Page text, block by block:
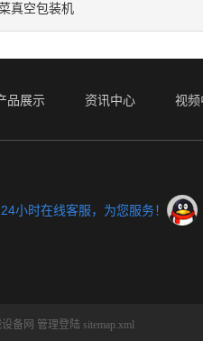
真空包装机
品展示 资讯中心 视频
24小时在线客服，为您服务！
备网 管理登陆 sitemap.xml